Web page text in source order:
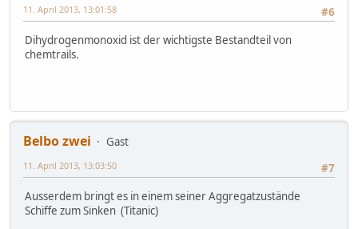
#6
11. April 2013, 13:01:58
Dihydrogenmonoxid ist der wichtigste Bestandteil von
chemtrails.
Belbo zwei
Gast
#7
11. April 2013, 13:03:50
Ausserdem bringt es in einem seiner Aggregatzustände
Schiffe zum Sinken (Titanic)